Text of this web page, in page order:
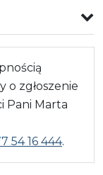
zgłoszenie
Pani Marta
54 16 444.